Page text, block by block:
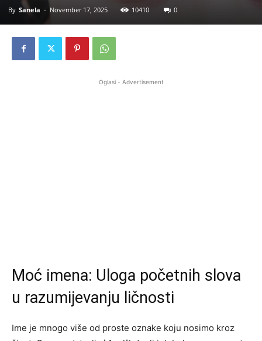
By Sanela - November 17, 2025 10410 0
Oglasi - Advertisement
Moć imena: Uloga početnih slova
u razumijevanju ličnosti
Ime je mnogo više od proste oznake koju nosimo kroz